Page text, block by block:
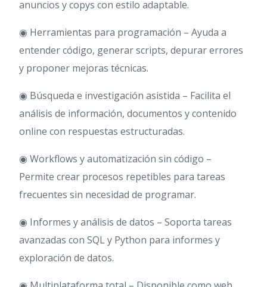
anuncios y copys con estilo adaptable.
◉ Herramientas para programación – Ayuda a
entender código, generar scripts, depurar errores
y proponer mejoras técnicas.
◉ Búsqueda e investigación asistida – Facilita el
análisis de información, documentos y contenido
online con respuestas estructuradas.
◉ Workflows y automatización sin código –
Permite crear procesos repetibles para tareas
frecuentes sin necesidad de programar.
◉ Informes y análisis de datos – Soporta tareas
avanzadas con SQL y Python para informes y
exploración de datos.